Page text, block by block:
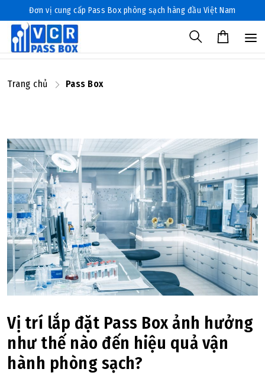
Đơn vị cung cấp Pass Box phòng sạch hàng đầu Việt Nam
Trang chủ Pass Box
Vị trí lắp đặt Pass Box ảnh hưởng
như thế nào đến hiệu quả vận
hành phòng sạch?